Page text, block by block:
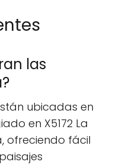
las
ubicadas en
en X5172 La
ofreciendo fácil